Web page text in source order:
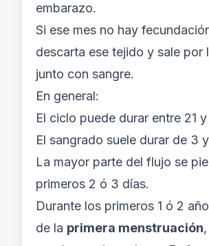
embarazo.
Si ese mes no hay
descarta ese tejido y sale por
junto con sangre.
En general:
El ciclo puede durar entre 21
El sangrado suele durar de 3
La mayor parte del flujo se
primeros 2 ó 3 días.
Durante los primeros 1 ó 2
de la primera menstruación